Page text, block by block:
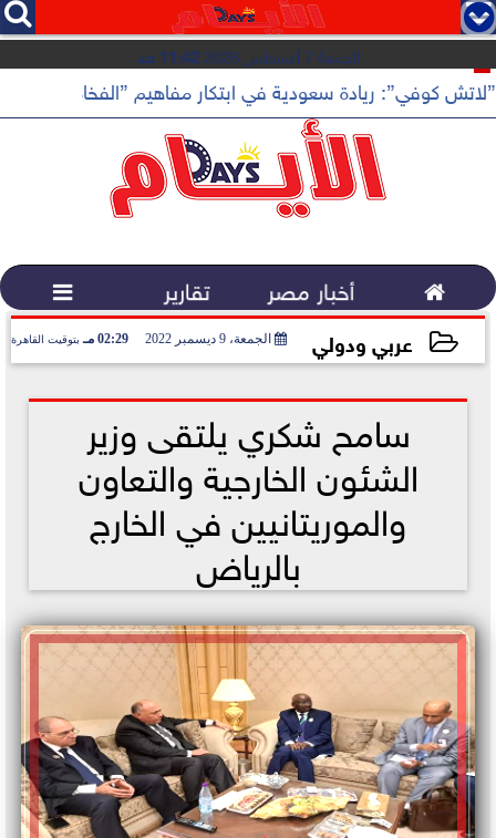
   
الجمعة 7 أغسطس 2026 11:42 صـ
”لاتش كوفي”: ريادة سعودية في ابتكار مفاهيم ”الفخامة
 أخبار مصر تقارير 
عربي ودولي الجمعة، 9 ديسمبر 2022 02:29 مـ بتوقيت القاهرة
سامح شكري يلتقى وزير
الشئون الخارجية والتعاون
والموريتانيين في الخارج
بالرياض